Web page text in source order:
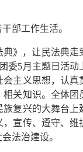
部工作生活。
》，让民法典
委5月主题日活
主义思想，认
关知识。全体
复兴的大舞台
宣传、遵守、
法治建设。